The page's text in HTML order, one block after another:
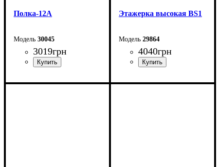
Полка-12А
30045
3019грн
Ширина: 126,4 см
Этажерка высокая BS1
29864
4040грн
Ширина: 81 см